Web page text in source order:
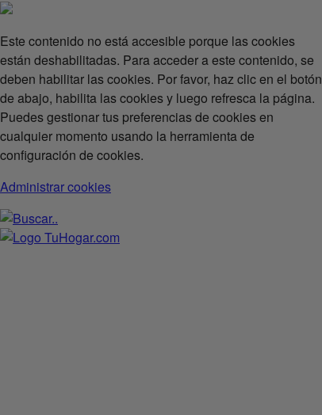
Este contenido no está accesible porque las cookies
están deshabilitadas. Para acceder a este contenido, se
deben habilitar las cookies. Por favor, haz clic en el botón
de abajo, habilita las cookies y luego refresca la página.
Puedes gestionar tus preferencias de cookies en
cualquier momento usando la herramienta de
configuración de cookies.
Administrar cookies